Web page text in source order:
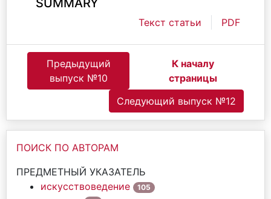
SUMMARY
Текст статьи PDF
Предыдущий
выпуск №10
К началу
страницы
Следующий выпуск №12
ПОИСК ПО АВТОРАМ
ПРЕДМЕТНЫЙ УКАЗАТЕЛЬ
искусствоведение
105